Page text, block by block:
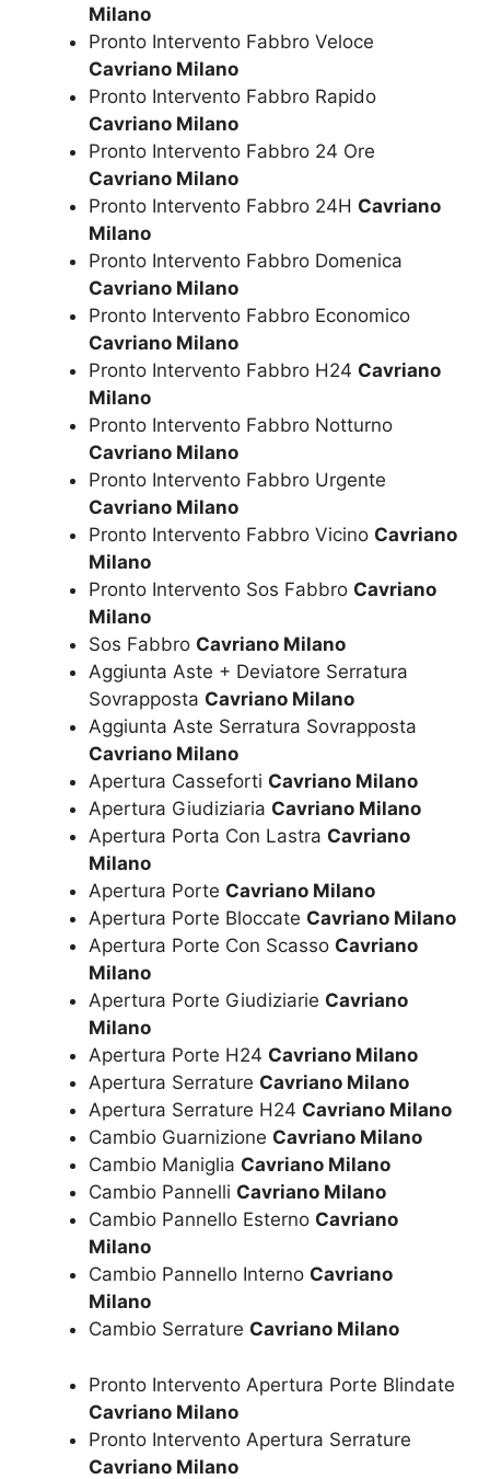
Milano
Pronto Intervento Fabbro Veloce
Cavriano Milano
Pronto Intervento Fabbro Rapido
Cavriano Milano
Pronto Intervento Fabbro 24 Ore
Cavriano Milano
Pronto Intervento Fabbro 24H Cavriano
Milano
Pronto Intervento Fabbro Domenica
Cavriano Milano
Pronto Intervento Fabbro Economico
Cavriano Milano
Pronto Intervento Fabbro H24 Cavriano
Milano
Pronto Intervento Fabbro Notturno
Cavriano Milano
Pronto Intervento Fabbro Urgente
Cavriano Milano
Pronto Intervento Fabbro Vicino Cavriano
Milano
Pronto Intervento Sos Fabbro Cavriano
Milano
Sos Fabbro Cavriano Milano
Aggiunta Aste + Deviatore Serratura
Sovrapposta Cavriano Milano
Aggiunta Aste Serratura Sovrapposta
Cavriano Milano
Apertura Casseforti Cavriano Milano
Apertura Giudiziaria Cavriano Milano
Apertura Porta Con Lastra Cavriano
Milano
Apertura Porte Cavriano Milano
Apertura Porte Bloccate Cavriano Milano
Apertura Porte Con Scasso Cavriano
Milano
Apertura Porte Giudiziarie Cavriano
Milano
Apertura Porte H24 Cavriano Milano
Apertura Serrature Cavriano Milano
Apertura Serrature H24 Cavriano Milano
Cambio Guarnizione Cavriano Milano
Cambio Maniglia Cavriano Milano
Cambio Pannelli Cavriano Milano
Cambio Pannello Esterno Cavriano
Milano
Cambio Pannello Interno Cavriano
Milano
Cambio Serrature Cavriano Milano
Pronto Intervento Apertura Porte Blindate
Cavriano Milano
Pronto Intervento Apertura Serrature
Cavriano Milano